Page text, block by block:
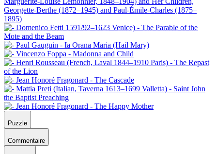
Puzzle
Commentaire